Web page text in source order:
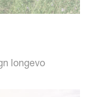
longevo